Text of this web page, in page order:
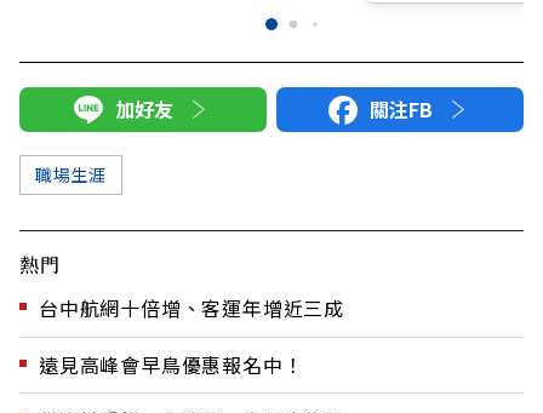
加好友 關注FB
職場生涯
熱門
台中航網十倍增、客運年增近三成
遠見高峰會早鳥優惠報名中！